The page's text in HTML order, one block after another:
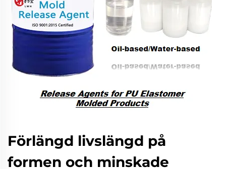
Förlängd livslängd på
formen och minskade